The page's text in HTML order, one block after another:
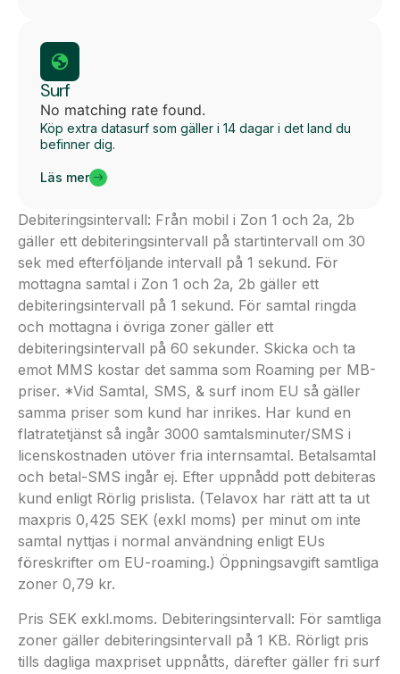
Surf
No matching rate found.
Köp extra datasurf som gäller i 14 dagar i det land du
befinner dig.
Läs mer
Debiteringsintervall: Från mobil i Zon 1 och 2a, 2b
gäller ett debiteringsintervall på startintervall om 30
sek med efterföljande intervall på 1 sekund. För
mottagna samtal i Zon 1 och 2a, 2b gäller ett
debiteringsintervall på 1 sekund. För samtal ringda
och mottagna i övriga zoner gäller ett
debiteringsintervall på 60 sekunder. Skicka och ta
emot MMS kostar det samma som Roaming per MB-
priser. *Vid Samtal, SMS, & surf inom EU så gäller
samma priser som kund har inrikes. Har kund en
flatratetjänst så ingår 3000 samtalsminuter/SMS i
licenskostnaden utöver fria internsamtal. Betalsamtal
och betal-SMS ingår ej. Efter uppnådd pott debiteras
kund enligt Rörlig prislista. (Telavox har rätt att ta ut
maxpris 0,425 SEK (exkl moms) per minut om inte
samtal nyttjas i normal användning enligt EUs
föreskrifter om EU-roaming.) Öppningsavgift samtliga
zoner 0,79 kr.
Pris SEK exkl.moms. Debiteringsintervall: För samtliga
zoner gäller debiteringsintervall på 1 KB. Rörligt pris
tills dagliga maxpriset uppnåtts, därefter gäller fri surf